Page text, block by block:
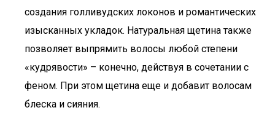
создания голливудских локонов и романтических
изысканных укладок. Натуральная щетина также
позволяет выпрямить волосы любой степени
«кудрявости» – конечно, действуя в сочетании с
феном. При этом щетина еще и добавит волосам
блеска и сияния.